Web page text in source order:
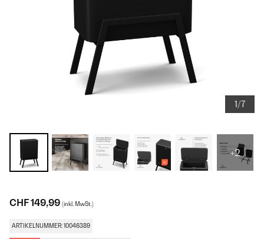
1/7
+2
CHF 149,99 (inkl. MwSt.)
ARTIKELNUMMER: 10046389